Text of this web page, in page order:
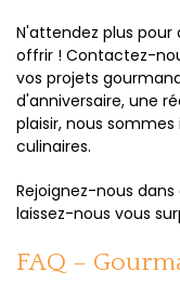
N'attendez plus
offrir ! Contactez-
vos projets
d'anniversaire, une
plaisir, nous
culinaires.
Rejoignez-nous
laissez-nous vous
FAQ –